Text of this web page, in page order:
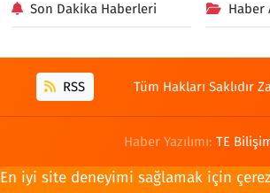
Son Dakika Haberleri Haber
RSS Tüm Hakları Saklıdır
Haber Yazılımı: TE
En iyi site deneyimi sağlamak için